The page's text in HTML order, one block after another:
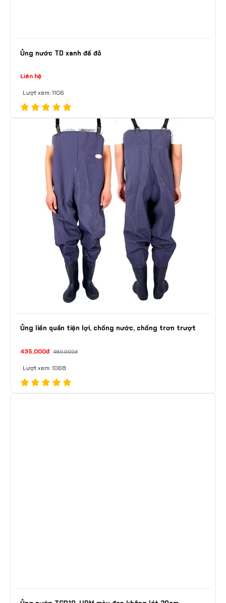
Ủng nước TD xanh đế đỏ
Liên hệ
Lượt xem: 1106
Ủng liền quần tiện lợi, chống nước, chống trơn trượt
435,000đ 480,000đ
Lượt xem: 1068